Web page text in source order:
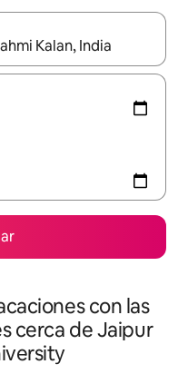
navegá con las
con las
cerca de Jaipur